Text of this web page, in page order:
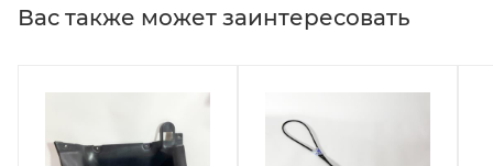
Вас также может заинтересовать